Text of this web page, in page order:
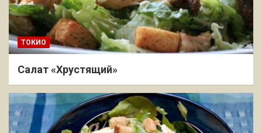
ТОКИО
Салат «Хрустящий»